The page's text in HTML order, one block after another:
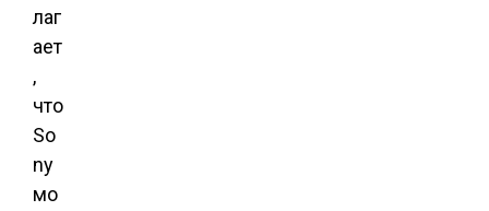
лаг
ает
,
что
So
ny
мо